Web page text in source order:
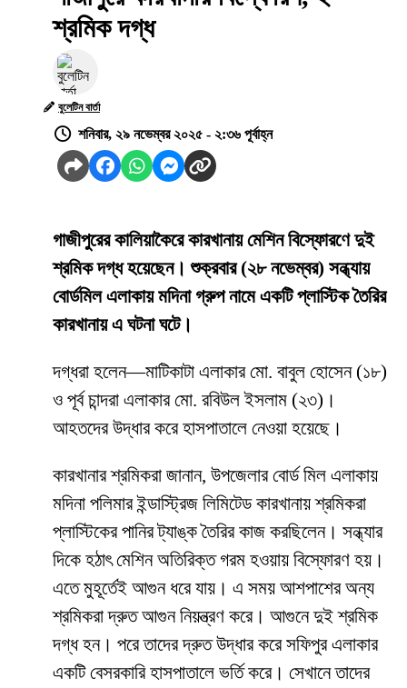
শ্রমিক দগ্ধ
বুলেটিন বার্তা
শনিবার, ২৯ নভেম্বর ২০২৫ - ২:৩৬ পূর্বাহ্ন
গাজীপুরের কালিয়াকৈরে কারখানায় মেশিন বিস্ফোরণে দুই
শ্রমিক দগ্ধ হয়েছেন। শুক্রবার (২৮ নভেম্বর) সন্ধ্যায়
বোর্ডমিল এলাকায় মদিনা গ্রুপ নামে একটি প্লাস্টিক তৈরির
কারখানায় এ ঘটনা ঘটে।
দগ্ধরা হলেন—মাটিকাটা এলাকার মো. বাবুল হোসেন (১৮)
ও পূর্ব চান্দরা এলাকার মো. রবিউল ইসলাম (২৩)।
আহতদের উদ্ধার করে হাসপাতালে নেওয়া হয়েছে।
কারখানার শ্রমিকরা জানান, উপজেলার বোর্ড মিল এলাকায়
মদিনা পলিমার ইন্ডাস্ট্রিজ লিমিটেড কারখানায় শ্রমিকরা
প্লাস্টিকের পানির ট্যাঙ্ক তৈরির কাজ করছিলেন। সন্ধ্যার
দিকে হঠাৎ মেশিন অতিরিক্ত গরম হওয়ায় বিস্ফোরণ হয়।
এতে মুহূর্তেই আগুন ধরে যায়। এ সময় আশপাশের অন্য
শ্রমিকরা দ্রুত আগুন নিয়ন্ত্রণ করে। আগুনে দুই শ্রমিক
দগ্ধ হন। পরে তাদের দ্রুত উদ্ধার করে সফিপুর এলাকার
একটি বেসরকারি হাসপাতালে ভর্তি করে। সেখানে তাদের